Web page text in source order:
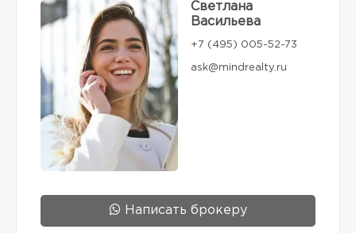
Светлана
Васильева
+7 (495) 005-52-73
ask@mindrealty.ru
Написать брокеру